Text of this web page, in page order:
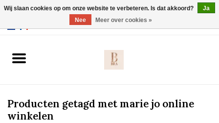
Slip
Producten getagd met marie jo online
winkelen
Wij slaan cookies op om onze website te verbeteren. Is dat akkoord?
Ja
Nee
Meer over cookies »
Webshop werkt met EU maten. .